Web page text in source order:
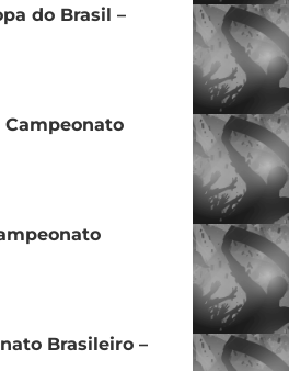
do Brasil –
Campeonato
Brasileiro –